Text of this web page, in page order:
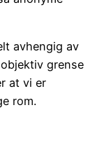
avhengig av
grense
at vi er
rom.